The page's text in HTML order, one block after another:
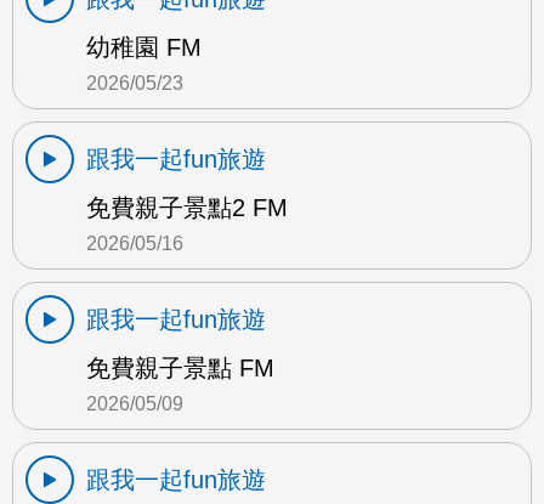
幼稚園 FM
2026/05/23
跟我一起fun旅遊
免費親子景點2 FM
2026/05/16
跟我一起fun旅遊
免費親子景點 FM
2026/05/09
跟我一起fun旅遊